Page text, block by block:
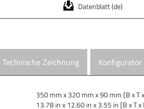
Datenblatt (de)
Technische Zeichnung Konfigurator
350 mm x 320 mm x 90 mm [B x T
13.78 in x 12.60 in x 3.55 in [B x T x